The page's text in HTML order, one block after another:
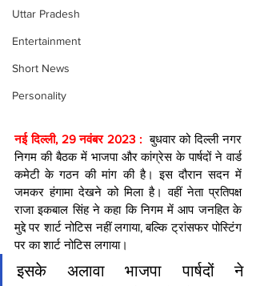
Uttar Pradesh
Entertainment
Short News
Personality
नई दिल्ली, 29 नवंबर 2023 : बुधवार को दिल्ली नगर
निगम की बैठक में भाजपा और कांग्रेस के पार्षदों ने वार्ड
कमेटी के गठन की मांग की है। इस दौरान सदन में
जमकर हंगामा देखने को मिला है। वहीं नेता प्रतिपक्ष
राजा इकबाल सिंह ने कहा कि निगम में आप जनहित के
मुद्दे पर शार्ट नोटिस नहीं लगाया, बल्कि ट्रांसफर पोस्टिंग
पर का शार्ट नोटिस लगाया।
इसके अलावा भाजपा पार्षदों ने